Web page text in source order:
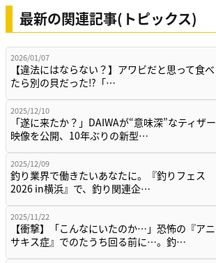
最新の関連記事(トピックス)
2026/01/07
【違法にはならない？】アワビだと思って食べ
たら別の貝だった⁉「…
2025/12/10
「遂に来たか？」DAIWAが“意味深”なティザー
映像を公開、10年ぶりの新型…
2025/12/09
釣り業界で働きたいあなたに。『釣りフェス
2026 in横浜』で、釣り関連企…
2025/11/22
【衝撃】「こんなにいたのか…」恐怖の『アニ
サキス症』でのたうち回る前に…。釣…